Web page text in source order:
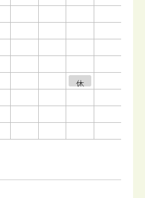
休
休
休
休